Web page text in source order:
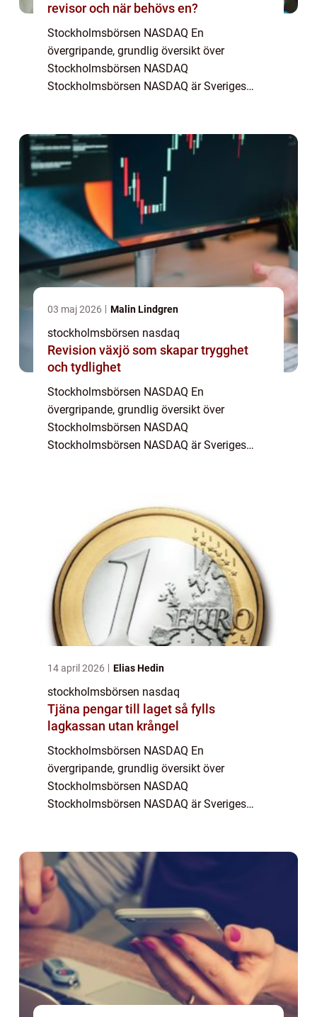
revisor och när behövs en?
Stockholmsbörsen NASDAQ En
övergripande, grundlig översikt över
Stockholmsbörsen NASDAQ
Stockholmsbörsen NASDAQ är Sveriges
investerare och företag för att köpa och sä...
03 maj 2026 Malin Lindgren
stockholmsbörsen nasdaq
Revision växjö som skapar trygghet
och tydlighet
Stockholmsbörsen NASDAQ En
övergripande, grundlig översikt över
Stockholmsbörsen NASDAQ
Stockholmsbörsen NASDAQ är Sveriges
14 april 2026 Elias Hedin
stockholmsbörsen nasdaq
Tjäna pengar till laget så fylls
lagkassan utan krångel
Stockholmsbörsen NASDAQ En
övergripande, grundlig översikt över
Stockholmsbörsen NASDAQ
Stockholmsbörsen NASDAQ är Sveriges
investerare och företag för att köpa och sä...